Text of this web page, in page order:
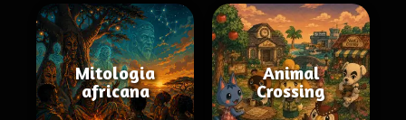
Mitologia
africana
Animal
Crossing